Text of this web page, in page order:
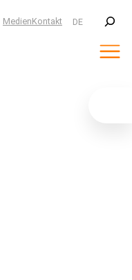
MedienKontakt DE
Suchen